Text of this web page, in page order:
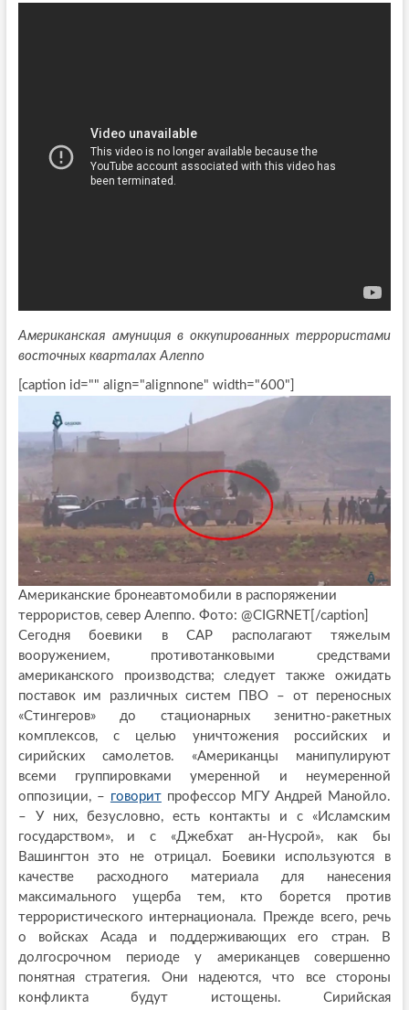
Американская амуниция в оккупированных террористами
восточных кварталах Алеппо
[caption id="" align="alignnone" width="600"]
Американские бронеавтомобили в распоряжении
террористов, север Алеппо. Фото: @CIGRNET[/caption]
Сегодня боевики в САР располагают тяжелым
вооружением, противотанковыми средствами
американского производства; следует также ожидать
поставок им различных систем ПВО – от переносных
«Стингеров» до стационарных зенитно-ракетных
комплексов, с целью уничтожения российских и
сирийских самолетов. «Американцы манипулируют
всеми группировками умеренной и неумеренной
оппозиции, – говоритпрофессор МГУ Андрей Манойло.
– У них, безусловно, есть контакты и с «Исламским
государством», и с «Джебхат ан-Нусрой», как бы
Вашингтон это не отрицал. Боевики используются в
качестве расходного материала для нанесения
максимального ущерба тем, кто борется против
террористического интернационала. Прежде всего, речь
о войсках Асада и поддерживающих его стран. В
долгосрочном периоде у американцев совершенно
понятная стратегия. Они надеются, что все стороны
конфликта будут истощены. Сирийская